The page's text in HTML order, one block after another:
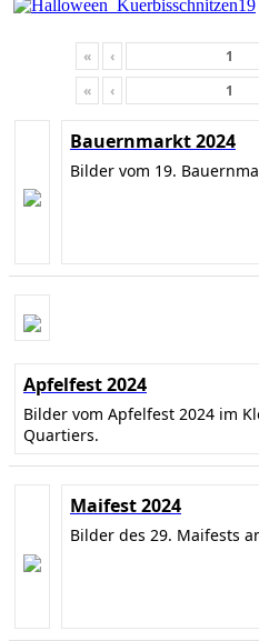
« ‹
«
‹
Bauernmarkt 2024
Bilder vom 19.
Apfelfest 2024
Bilder vom Apfelfest 2024 im
Quartiers.
Maifest 2024
Bilder des 29. Maifests